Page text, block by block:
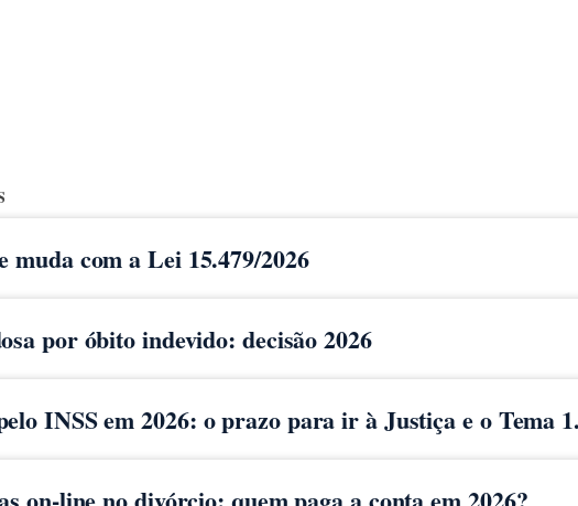
muda com a Lei 15.479/2026
por óbito indevido: decisão 2026
INSS em 2026: o prazo para ir à Justiça e o Tema